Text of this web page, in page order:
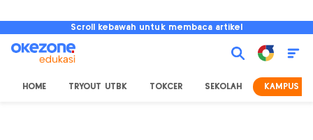
Scroll kebawah untuk membaca artikel
HOME TRYOUT UTBK TOKCER SEKOLAH KAMPUS